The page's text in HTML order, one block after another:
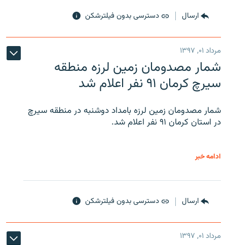
ارسال دسترسی بدون فیلترشکن
مرداد ۰۱, ۱۳۹۷
شمار مصدومان زمین لرزه منطقه
سیرچ کرمان ۹۱ نفر اعلام شد
شمار مصدومان زمین لرزه بامداد دوشنبه در منطقه سیرچ
در استان کرمان ۹۱ نفر اعلام شد.
ادامه خبر
ارسال دسترسی بدون فیلترشکن
مرداد ۰۱, ۱۳۹۷